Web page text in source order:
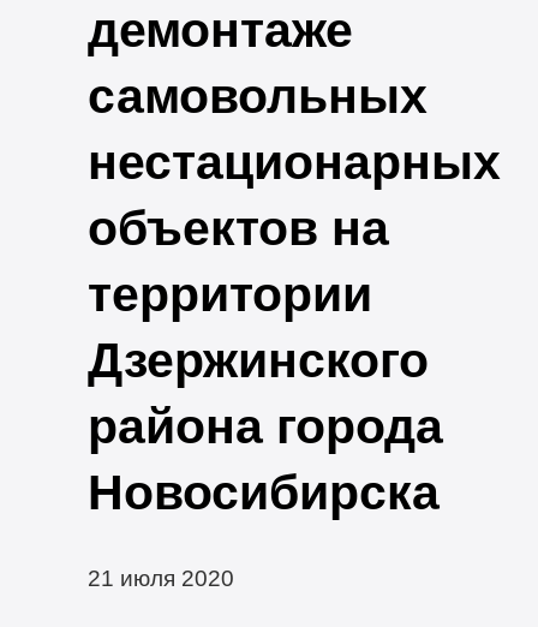
демонтаже
самовольных
нестационарных
объектов на
территории
Дзержинского
района города
Новосибирска
21 июля 2020